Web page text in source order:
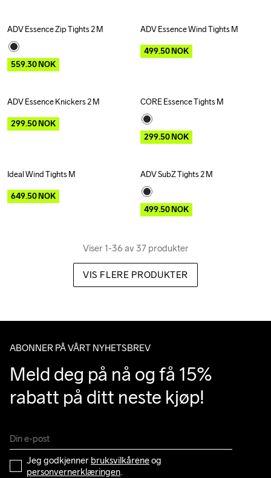
Outlet
ADV Essence Zip Tights 2 M
559.30NOK
Outlet
ADV Essence Wind Tights M
499.50NOK
Outlet
ADV Essence Knickers 2 M
299.50NOK
Outlet
CORE Essence Tights M
299.50NOK
Outlet Recycled
Ideal Wind Tights M
649.50NOK
Outlet
ADV SubZ Tights 2 M
499.50NOK
Viser 1-36 av 37 produkter
VIS FLERE PRODUKTER
ABONNER PÅ VÅRT NYHETSBREV
Meld deg på nå og få 15%
rabatt på ditt neste kjøp!
Jeg godkjenner bruksvilkårene
personvernerklæringen.